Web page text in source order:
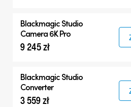
BlackmagicStudio
Camera 6K Pro
9 245 zł
BlackmagicStudio
Converter
3 559 zł